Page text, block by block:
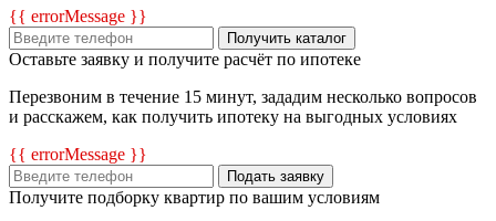
{{ errorMessage }}
Получить каталог
Оставьте заявку и получите расчёт по ипотеке
Перезвоним в течение 15 минут, зададим несколько вопросов
и расскажем, как получить ипотеку на выгодных условиях
{{ errorMessage }}
Подать заявку
Получите подборку квартир по вашим условиям